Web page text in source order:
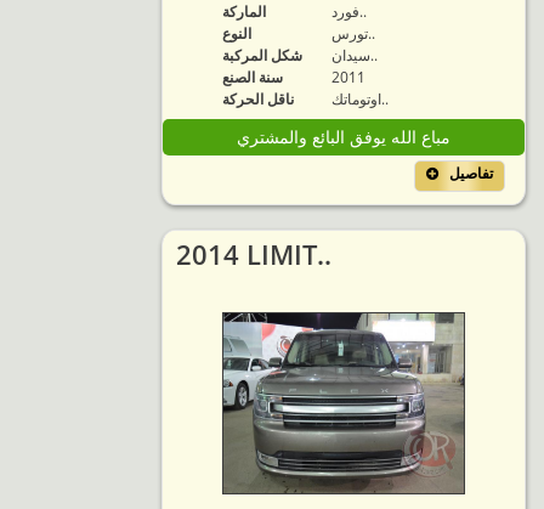
الماركة
فورد..
النوع
تورس..
شكل المركبة
سيدان..
سنة الصنع
2011
ناقل الحركة
اوتوماتك..
مباع الله يوفق البائع والمشتري
تفاصيل
2014 LIMIT..